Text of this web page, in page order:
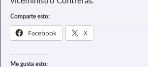
Comparte esto:
Facebook X
Me gusta esto: